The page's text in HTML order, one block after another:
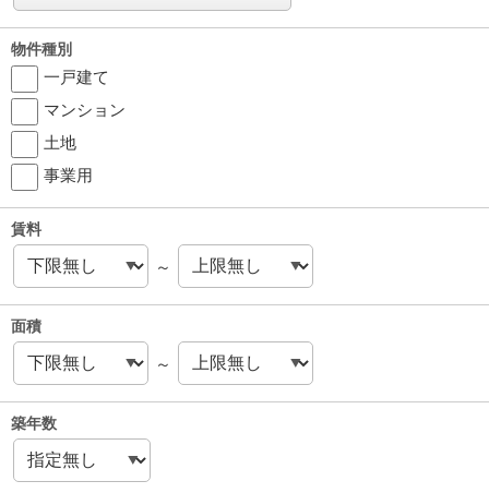
物件種別
一戸建て
マンション
土地
事業用
賃料
～
面積
～
築年数